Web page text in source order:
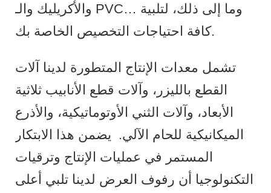
والأكريليك والـ PVC… وما إلى ذلك، لتلبية
كافة احتياجات التخصيص الخاصة بك.
تشمل معدات الإنتاج المتطورة لدينا آلات
القطع بالليزر، وآلات قطع الأنابيب ثلاثية
الأبعاد، وآلات الثني الأوتوماتيكية، والأذرع
الميكانيكية للحام الآلي. يضمن هذا الابتكار
المستمر في عمليات الإنتاج وترقيات
التكنولوجيا أن رفوف العرض لدينا تلبي أعلى